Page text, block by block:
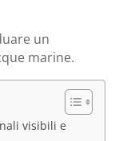
un
marine.
visibili e